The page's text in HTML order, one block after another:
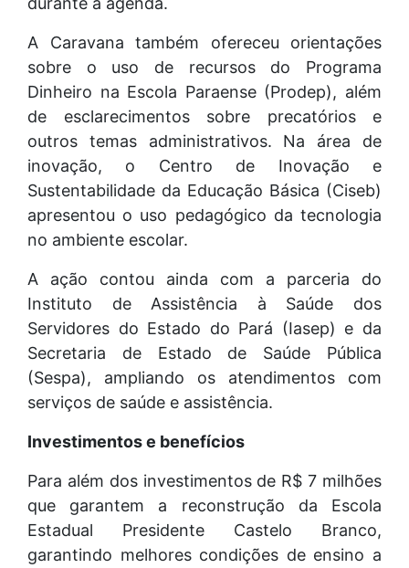
A Caravana também ofereceu orientações
sobre o uso de recursos do Programa
Dinheiro na Escola Paraense (Prodep), além
de esclarecimentos sobre precatórios e
outros temas administrativos. Na área de
inovação, o Centro de Inovação e
Sustentabilidade da Educação Básica (Ciseb)
apresentou o uso pedagógico da tecnologia
no ambiente escolar.
A ação contou ainda com a parceria do
Instituto de Assistência à Saúde dos
Servidores do Estado do Pará (Iasep) e da
Secretaria de Estado de Saúde Pública
(Sespa), ampliando os atendimentos com
serviços de saúde e assistência.
Investimentos e benefícios
Para além dos investimentos de R$ 7 milhões
que garantem a reconstrução da Escola
Estadual Presidente Castelo Branco,
garantindo melhores condições de ensino a